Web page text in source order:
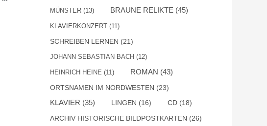
MÜNSTER (13) BRAUNE RELIKTE (45)
KLAVIERKONZERT (11)
SCHREIBEN LERNEN (21)
JOHANN SEBASTIAN BACH (12)
HEINRICH HEINE (11) ROMAN (43)
ORTSNAMEN IM NORDWESTEN (23)
KLAVIER (35) LINGEN (16) CD (18)
ARCHIV HISTORISCHE BILDPOSTKARTEN (26)